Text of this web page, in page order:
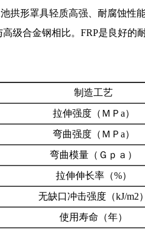
形罩具轻质高强、耐腐蚀性
级合金钢相比。FRP是良好
制造工艺
拉伸强度（ＭＰa）
弯曲强度（ＭＰa）
弯曲模量（Ｇｐａ）
拉伸伸长率（%）
无缺口冲击强度（kJ/m2）
使用寿命（年）